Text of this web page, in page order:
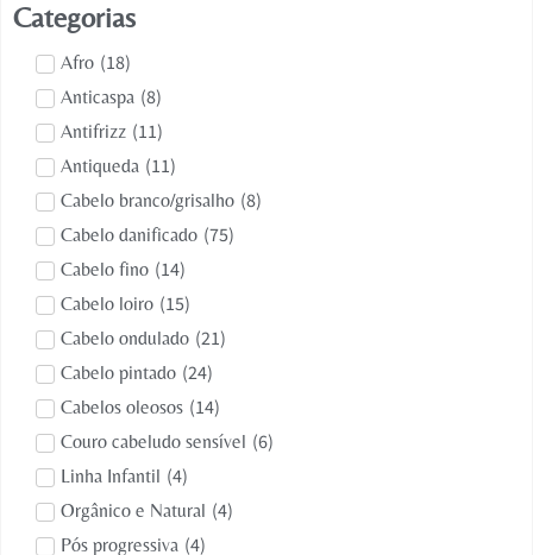
Categorias
Afro (18)
Anticaspa (8)
Antifrizz (11)
Antiqueda (11)
Cabelo branco/grisalho (8)
Cabelo danificado (75)
Cabelo fino (14)
Cabelo loiro (15)
Cabelo ondulado (21)
Cabelo pintado (24)
Cabelos oleosos (14)
Couro cabeludo sensível (6)
Linha Infantil (4)
Orgânico e Natural (4)
Pós progressiva (4)